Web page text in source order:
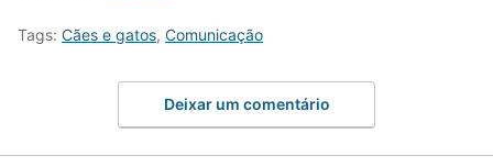
Tags: Cães e gatos, Comunicação
Deixar um comentário